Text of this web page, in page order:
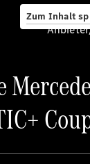
Zum Inhalt
Service &